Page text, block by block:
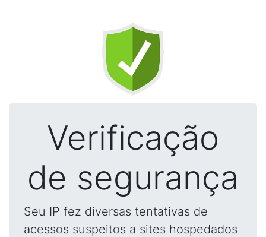
Verificação
de segurança
Seu IP fez diversas tentativas de
acessos suspeitos a sites hospedados